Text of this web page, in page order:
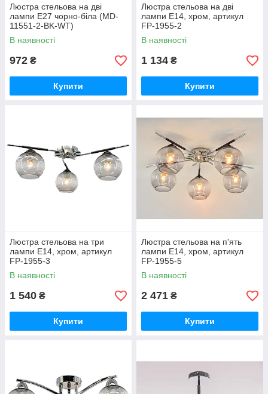
Люстра стельова на дві
лампи Е27 чорно-біла (MD-
11551-2-BK-WT)
В наявності
972 ₴
Купити
Люстра стельова на дві
лампи Е14, хром, артикул
FP-1955-2
В наявності
1 134 ₴
Купити
Люстра стельова на три
лампи Е14, хром, артикул
FP-1955-3
В наявності
1 540 ₴
Купити
Люстра стельова на п'ять
лампи Е14, хром, артикул
FP-1955-5
В наявності
2 471 ₴
Купити